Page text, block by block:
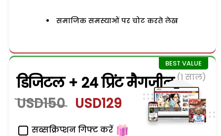
समाजिक समस्याओं पर चोट करते लेख
डिजिटल + 24 प्रिंट मैगजीन (1 साल)
USD150 USD129
सब्सक्रिप्शन गिफ्ट करें